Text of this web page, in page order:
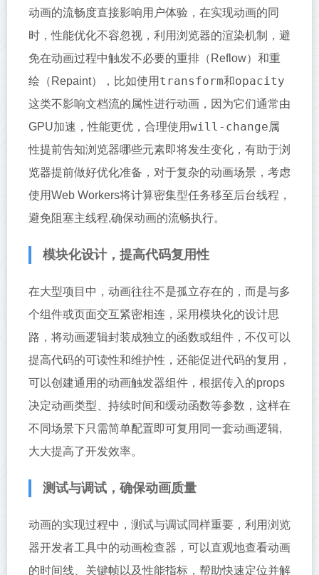
动画的流畅度直接影响用户体验，在实现动画的同
时，性能优化不容忽视，利用浏览器的渲染机制，避
免在动画过程中触发不必要的重排（Reflow）和重
绘（Repaint），比如使用 transform和opacity
这类不影响文档流的属性进行动画，因为它们通常由
GPU加速，性能更优，合理使用will-change属
性提前告知浏览器哪些元素即将发生变化，有助于浏
览器提前做好优化准备，对于复杂的动画场景，考虑
使用Web Workers将计算密集型任务移至后台线程，
避免阻塞主线程,确保动画的流畅执行。
模块化设计，提高代码复用性
在大型项目中，动画往往不是孤立存在的，而是与多
个组件或页面交互紧密相连，采用模块化的设计思
路，将动画逻辑封装成独立的函数或组件，不仅可以
提高代码的可读性和维护性，还能促进代码的复用，
可以创建通用的动画触发器组件，根据传入的props
决定动画类型、持续时间和缓动函数等参数，这样在
不同场景下只需简单配置即可复用同一套动画逻辑,
大大提高了开发效率。
测试与调试，确保动画质量
动画的实现过程中，测试与调试同样重要，利用浏览
器开发者工具中的动画检查器，可以直观地查看动画
的时间线、关键帧以及性能指标，帮助快速定位并解